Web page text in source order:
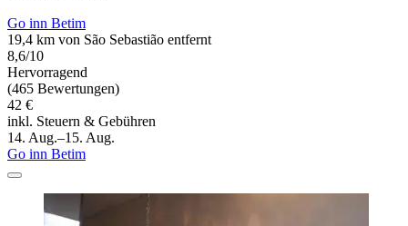
Go inn Betim
19,4 km von São Sebastião entfernt
8,6/10
Hervorragend
(465 Bewertungen)
42 €
inkl. Steuern & Gebühren
14. Aug.–15. Aug.
Go inn Betim